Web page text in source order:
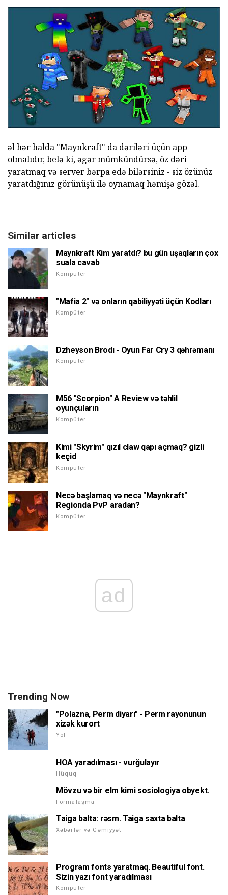
əl hər halda "Maynkraft" da dəriləri üçün app
olmalıdır, belə ki, əgər mümkündürsə, öz dəri
yaratmaq və server bərpa edə bilərsiniz - siz özünüz
yaratdığınız görünüşü ilə oynamaq həmişə gözəl.
Similar articles
Maynkraft Kim yaratdı? bu gün uşaqların çox
suala cavab
Kompüter
"Mafia 2" və onların qabiliyyəti üçün Kodları
Kompüter
Dzheyson Brodı - Oyun Far Cry 3 qəhrəmanı
Kompüter
M56 "Scorpion" A Review və təhlil
oyunçuların
Kompüter
Kimi "Skyrim" qızıl claw qapı açmaq? gizli
keçid
Kompüter
Necə başlamaq və necə "Maynkraft"
Regionda PvP aradan?
Kompüter
ad
Trending Now
"Polazna, Perm diyarı" - Perm rayonunun
xizək kurort
Yol
HOA yaradılması - vurğulayır
Hüquq
Mövzu və bir elm kimi sosiologiya obyekt.
Formalaşma
Taiga balta: rəsm. Taiga saxta balta
Xəbərlər və Cəmiyyət
Program fonts yaratmaq. Beautiful font.
Sizin yazı font yaradılması
Kompüter